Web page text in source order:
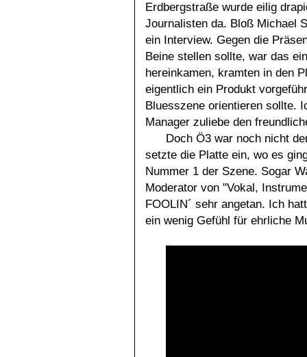
Erdbergstraße wurde eilig
Journalisten da. Bloß Michael
ein Interview. Gegen die
Beine stellen sollte, war das
hereinkamen, kramten in den
eigentlich ein Produkt
Bluesszene orientieren sollte.
Manager zuliebe den
Doch Ö3 war noch nicht
setzte die Platte ein, wo es
Nummer 1 der Szene. Sogar
Moderator von "Vokal,
FOOLIN´ sehr angetan. Ich
ein wenig Gefühl für ehrliche